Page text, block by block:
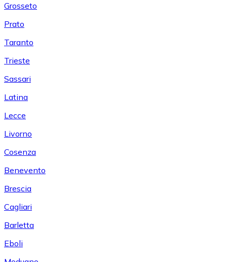
Grosseto
Prato
Taranto
Trieste
Sassari
Latina
Lecce
Livorno
Cosenza
Benevento
Brescia
Cagliari
Barletta
Eboli